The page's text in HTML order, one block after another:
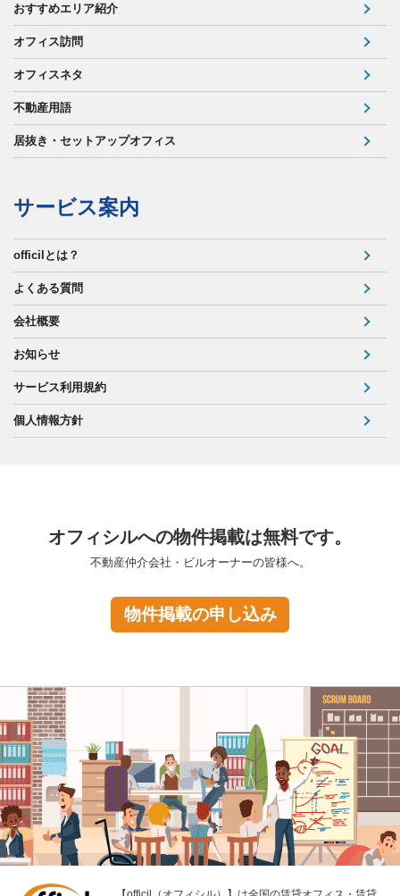
おすすめエリア紹介
オフィス訪問
オフィスネタ
不動産用語
居抜き・セットアップオフィス
サービス案内
officilとは？
よくある質問
会社概要
お知らせ
サービス利用規約
個人情報方針
オフィシルへの物件掲載は無料です。
不動産仲介会社・ビルオーナーの皆様へ。
物件掲載の申し込み